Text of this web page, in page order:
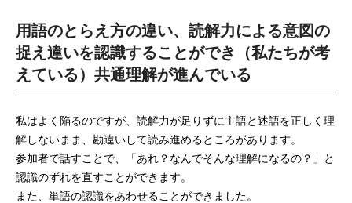
用語のとらえ方の違い、読解力による意図の
捉え違いを認識することができ（私たちが考
えている）共通理解が進んでいる
私はよく陥るのですが、読解力が足りずに主語と述語を正しく理
解しないまま、勘違いして読み進めるところがあります。
参加者で話すことで、「あれ？なんでそんな理解になるの？」と
認識のずれを直すことができます。
また、単語の認識をあわせることができました。